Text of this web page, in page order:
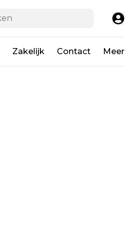
Zakelijk Contact Meer